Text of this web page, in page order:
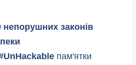
непорушних законів
пам'ятки